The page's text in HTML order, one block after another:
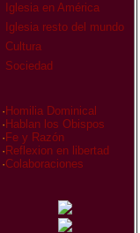
Iglesia en América
Iglesia resto del mundo
Cultura
Sociedad
· Homilia Dominical
· Hablan los Obispos
· Fe y Razón
· Reflexion en libertad
·Colaboraciones